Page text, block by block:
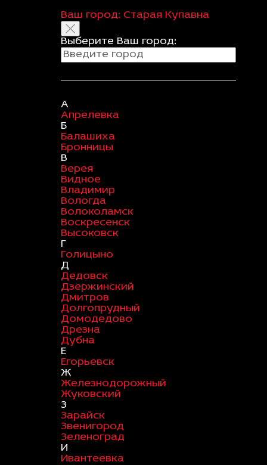
Ваш город: Старая Купавна
Выберите Ваш город:
А
Апрелевка
Б
Балашиха
Бронницы
В
Верея
Видное
Владимир
Вологда
Волоколамск
Воскресенск
Высоковск
Г
Голицыно
Д
Дедовск
Дзержинский
Дмитров
Долгопрудный
Домодедово
Дрезна
Дубна
Е
Егорьевск
Ж
Железнодорожный
Жуковский
З
Зарайск
Звенигород
Зеленоград
И
Ивантеевка